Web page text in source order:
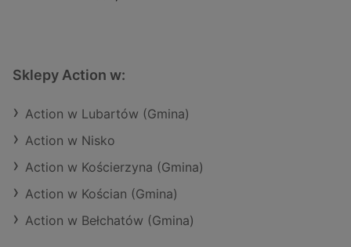
Sklepy Action w:
Action w Lubartów (Gmina)
Action w Nisko
Action w Kościerzyna (Gmina)
Action w Kościan (Gmina)
Action w Bełchatów (Gmina)